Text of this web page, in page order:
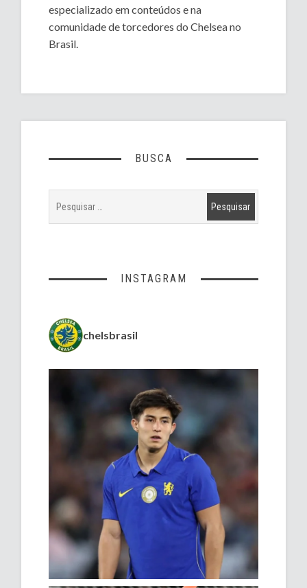
especializado em conteúdos e na
comunidade de torcedores do Chelsea no
Brasil.
BUSCA
INSTAGRAM
chelsbrasil